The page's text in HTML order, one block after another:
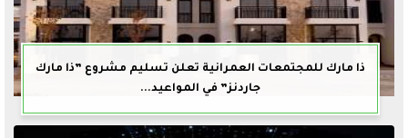
ذا مارك للمجتمعات العمرانية تعلن تسليم مشروع ”ذا مارك
جاردنز” في المواعيد...